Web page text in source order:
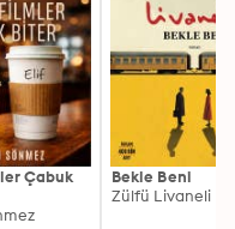
Çabuk
Bekle Beni
Zülfü Livaneli